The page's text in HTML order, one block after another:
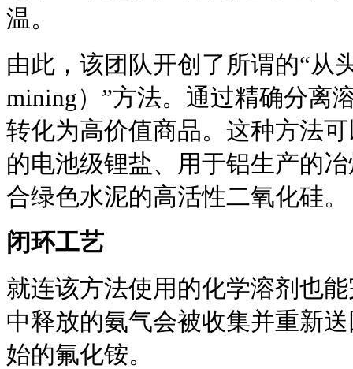
温。
由此，该团队开创了所谓的“从
mining）”方法。通过精确分离
转化为高价值商品。这种方法
的电池级锂盐、用于铝生产的
合绿色水泥的高活性二氧化硅。
闭环工艺
就连该方法使用的化学溶剂也
中释放的氨气会被收集并重新
始的氟化铵。